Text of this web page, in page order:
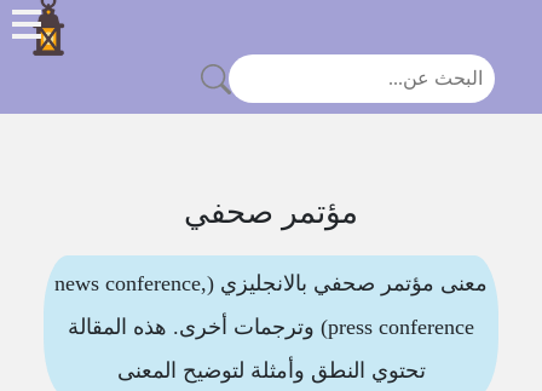
مؤتمر صحفي
معنى مؤتمر صحفي بالانجليزي (news conference,
press conference) وترجمات أخرى. هذه المقالة
تحتوي النطق وأمثلة لتوضيح المعنى